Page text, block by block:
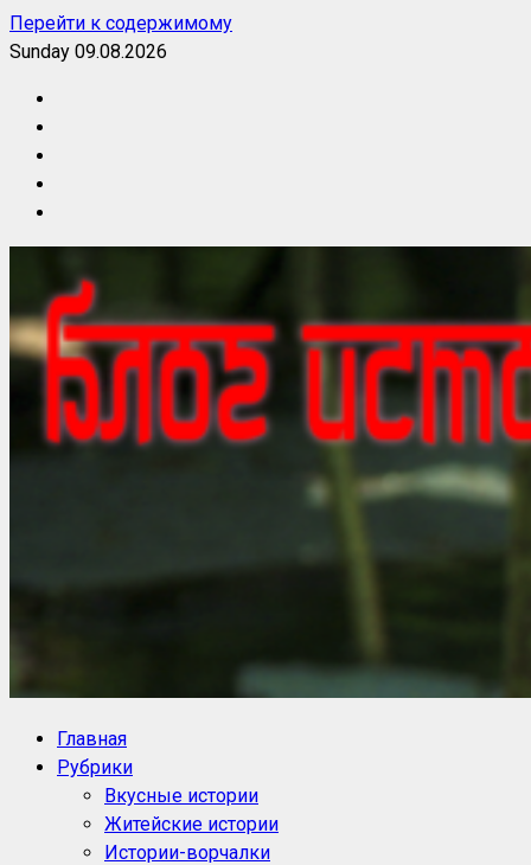
Перейти к содержимому
Sunday 09.08.2026
Блог историй NoorySan
Главная
Рубрики
Вкусные истории
Житейские истории
Истории-ворчалки